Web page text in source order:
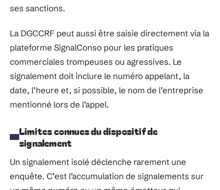
ses sanctions.
La DGCCRF peut aussi être saisie directement via la
plateforme SignalConso pour les pratiques
commerciales trompeuses ou agressives. Le
signalement doit inclure le numéro appelant, la
date, l’heure et, si possible, le nom de l’entreprise
mentionné lors de l’appel.
Limites connues du dispositif de
signalement
Un signalement isolé déclenche rarement une
enquête. C’est l’accumulation de signalements sur